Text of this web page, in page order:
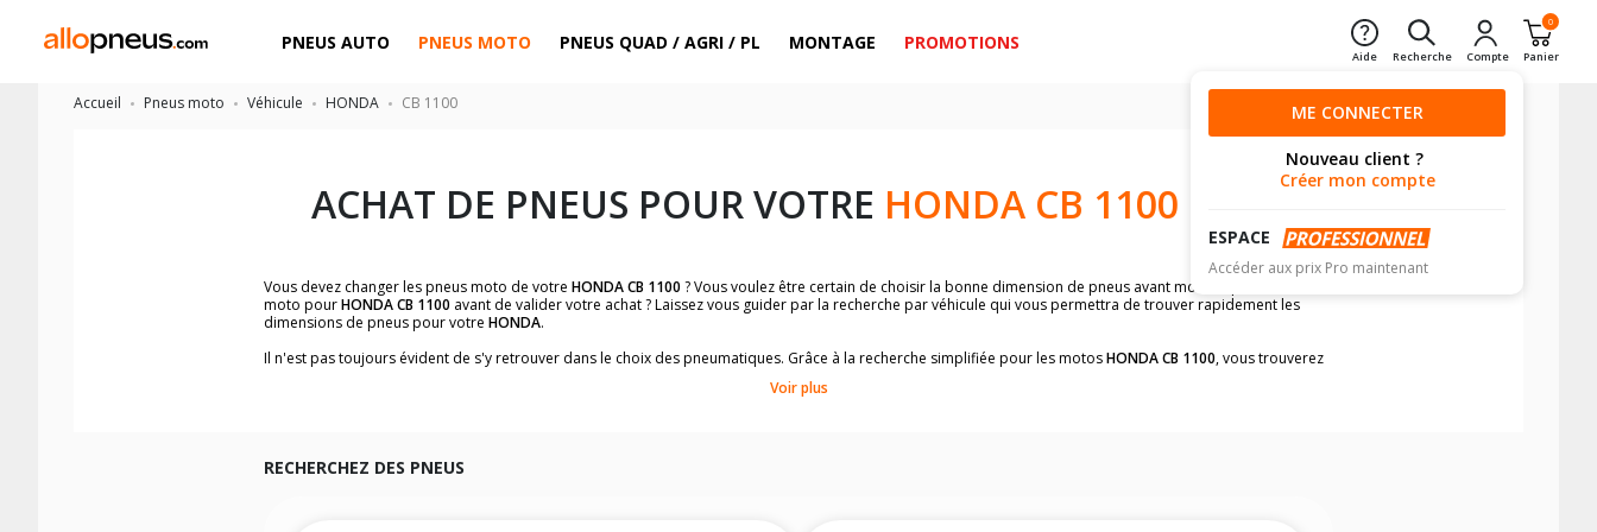
PNEUS AUTO PNEUS MOTO PNEUS QUAD / AGRI / PL MONTAGE PROMOTIONS
Aide Recherche Compte
0
Panier
ME CONNECTER
Nouveau client ?
Créer mon compte
ESPACE
Accéder aux prix Pro maintenant
Accueil Pneus moto Véhicule HONDA CB 1100
ACHAT DE PNEUS POUR VOTRE HONDA CB 1100
Vous devez changer les pneus moto de votre HONDA CB 1100 ? Vous voulez être certain de choisir la bonne dimension de pneus avant moto et pneus arrière
moto pourHONDA CB 1100 avant de valider votre achat ? Laissez vous guider par la recherche par véhicule qui vous permettra de trouver rapidement les
dimensions de pneus pour votre HONDA.
Il n'est pas toujours évident de s'y retrouver dans le choix des pneumatiques. Grâce à la recherche simplifiée pour les motosHONDA CB 1100, vous trouverez
Vous ne savez pas comment trouver les dimensions de vos pneus ? Ces informations sont indiquées sur le flanc des pneumatiques, dans le carnet de bord de
facilement.
Voir plus
RECHERCHEZ DES PNEUS